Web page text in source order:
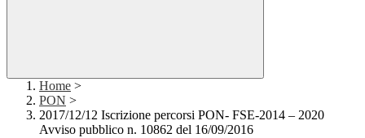
Home >
PON >
2017/12/12 Iscrizione percorsi PON- FSE-2014 – 2020
Avviso pubblico n. 10862 del 16/09/2016